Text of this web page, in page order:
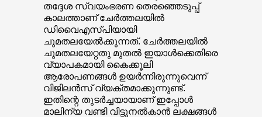
തദ്ദേശ സ്വയംഭരണ തെരഞ്ഞെടുപ്പ്
കാലത്താണ് ചേര്‍ത്തലയില്‍
ഡിവൈഎസ്പിയായി
ചുമതലയേല്‍ക്കുന്നത്. ചേര്‍ത്തലയില്‍
ചുമതലയേറ്റതു മുതല്‍ ഇയാള്‍ക്കെതിരെ
വ്യാപകമായി കൈക്കൂലി
ആരോപണങ്ങള്‍ ഉയര്‍ന്നിരുന്നുവെന്ന്
വിജിലന്‍സ് വ്യക്തമാക്കുന്നുണ്ട്.
ഇതിന്റെ തുടര്‍ച്ചയായാണ് ഇപ്പോള്‍
മാലിന്യ വണ്ടി വിട്ടുനല്‍കാന്‍ ലക്ഷങ്ങള്‍